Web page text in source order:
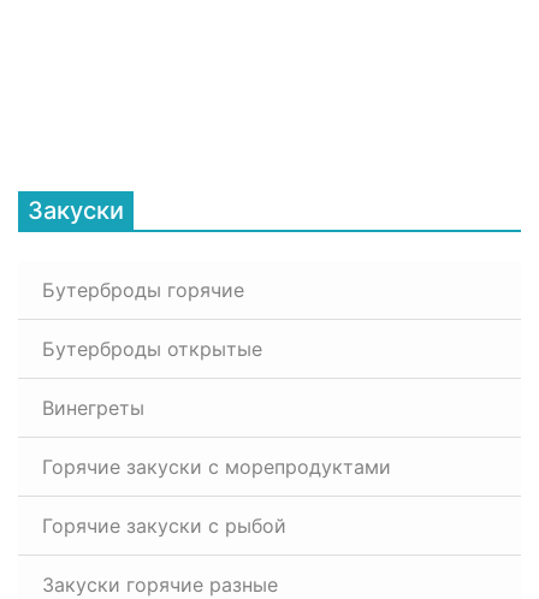
Закуски
Бутерброды горячие
Бутерброды открытые
Винегреты
Горячие закуски с морепродуктами
Горячие закуски с рыбой
Закуски горячие разные